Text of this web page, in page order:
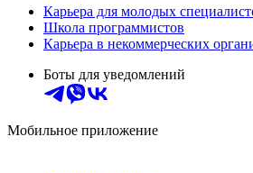
Карьера для молодых
Школа программистов
Карьера в некоммерческих
Боты для уведомлений
Мобильное приложение